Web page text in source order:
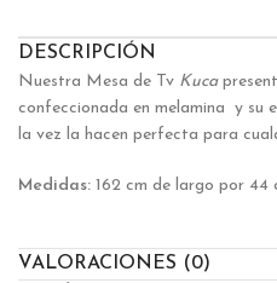
DESCRIPCIÓN
Nuestra Mesa de Tv Kuca
confeccionada en melamina y su
la vez la hacen perfecta para
Medidas: 162 cm de largo por 44
VALORACIONES (0)